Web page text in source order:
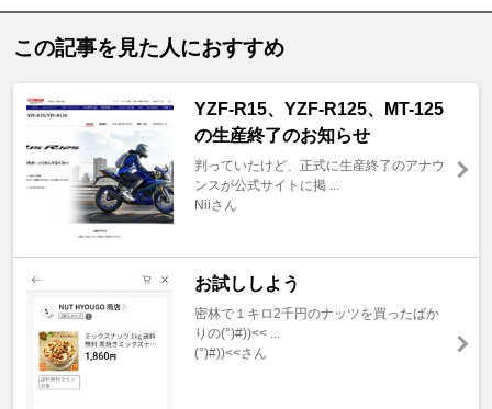
この記事を見た人におすすめ
YZF-R15、YZF-R125、MT-125
の生産終了のお知らせ
判っていたけど、正式に生産終了のアナウ
ンスが公式サイトに掲 ...
Niiさん
お試ししよう
密林で１キロ2千円のナッツを買ったばか
りの(°)#))<< ...
(°)#))<<さん